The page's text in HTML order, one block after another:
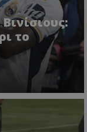
το